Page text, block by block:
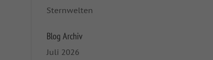
Sternwelten
Blog Archiv
Juli 2026